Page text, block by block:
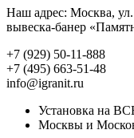
Наш адрес: Москва,
вывеска-банер
+7 (929) 50-11-888
+7 (495) 663-51-48
info@igranit.ru
Установка на
Москвы и